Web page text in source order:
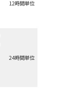
12時間単位
24時間単位